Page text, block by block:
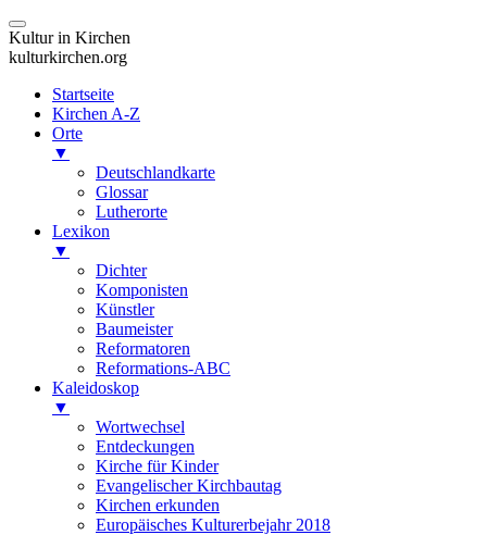
Kultur in Kirchen
kulturkirchen.org
Startseite
Kirchen A-Z
Orte
▼
Deutschlandkarte
Glossar
Lutherorte
Lexikon
▼
Dichter
Komponisten
Künstler
Baumeister
Reformatoren
Reformations-ABC
Kaleidoskop
▼
Wortwechsel
Entdeckungen
Kirche für Kinder
Evangelischer Kirchbautag
Kirchen erkunden
Europäisches Kulturerbejahr 2018